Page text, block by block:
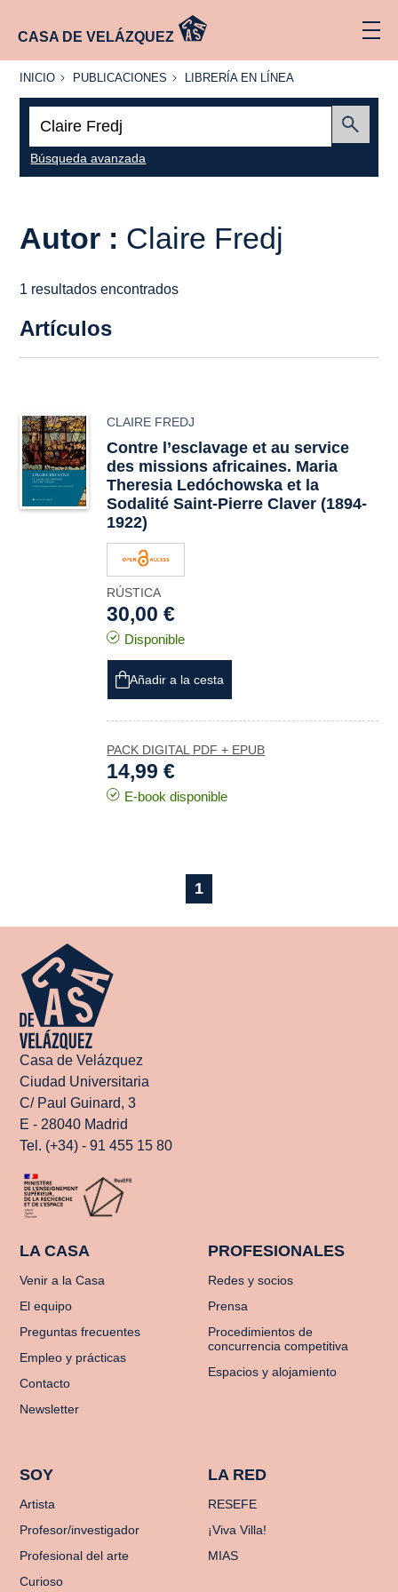
CASA DE VELÁZQUEZ
INICIO
INICIO PUBLICACIONES
PUBLICACIONES
LIBRERÍA
LÍNEA
LIBRERÍA EN LÍNEA
Búsqueda avanzada
Autor : Claire Fredj
1 resultados encontrados
Artículos
CLAIRE FREDJ
Contre l’esclavage et au service
des missions africaines. Maria
Theresia Ledóchowska et la
Sodalité Saint-Pierre Claver (1894-
1922)
RÚSTICA
30,00 €
Disponible
Añadir a la cesta
PACK DIGITAL PDF + EPUB
14,99 €
E-book disponible
1
Casa de Velázquez
Ciudad Universitaria
C/ Paul Guinard, 3
E - 28040 Madrid
Tel. (+34) - 91 455 15 80
LA CASA
Venir a la Casa
El equipo
Preguntas frecuentes
Empleo y prácticas
Contacto
Newsletter
PROFESIONALES
Redes y socios
Prensa
Procedimientos de
concurrencia competitiva
Espacios y alojamiento
SOY
Artista
Profesor/investigador
Profesional del arte
Curioso
LA RED
RESEFE
¡Viva Villa!
MIAS